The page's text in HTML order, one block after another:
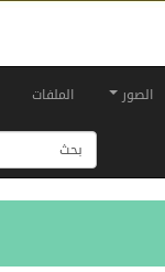
الصور الملفات